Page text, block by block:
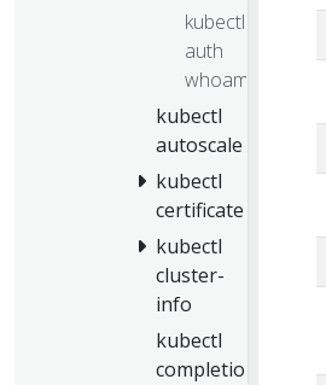
kubectl
auth
whoami
kubectl
autoscale
kubectl
certificate
kubectl
cluster-
info
kubectl
completion